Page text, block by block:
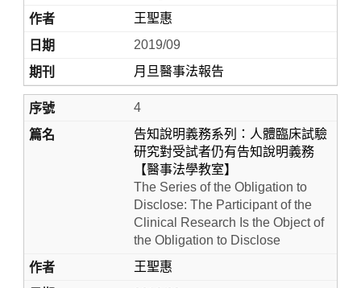
王聖惠
2019/09
月旦醫事法報告
4
告知說明義務系列：人體臨床試驗
研究對受試者仍有告知說明義務
【醫事法學教室】
The Series of the Obligation to
Disclose: The Participant of the
Clinical Research Is the Object of
the Obligation to Disclose
王聖惠